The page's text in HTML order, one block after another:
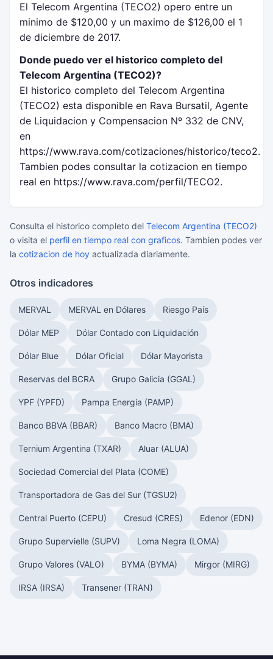
El Telecom Argentina (TECO2) opero entre un
minimo de $120,00 y un maximo de $126,00 el 1
de diciembre de 2017.
Donde puedo ver el historico completo del
Telecom Argentina (TECO2)?
El historico completo del Telecom Argentina
(TECO2) esta disponible en Rava Bursatil, Agente
de Liquidacion y Compensacion Nº 332 de CNV,
en
https://www.rava.com/cotizaciones/historico/teco2.
Tambien podes consultar la cotizacion en tiempo
real en https://www.rava.com/perfil/TECO2.
Consulta el historico completo del Telecom Argentina (TECO2)
o visita el perfil en tiempo real con graficos. Tambien podes ver
la cotizacion de hoy actualizada diariamente.
Otros indicadores
MERVAL MERVAL en Dólares Riesgo País
Dólar MEP Dólar Contado con Liquidación
Dólar Blue Dólar Oficial Dólar Mayorista
Reservas del BCRA Grupo Galicia (GGAL)
YPF (YPFD) Pampa Energía (PAMP)
Banco BBVA (BBAR) Banco Macro (BMA)
Ternium Argentina (TXAR) Aluar (ALUA)
Sociedad Comercial del Plata (COME)
Transportadora de Gas del Sur (TGSU2)
Central Puerto (CEPU) Cresud (CRES) Edenor (EDN)
Grupo Supervielle (SUPV) Loma Negra (LOMA)
Grupo Valores (VALO) BYMA (BYMA) Mirgor (MIRG)
IRSA (IRSA) Transener (TRAN)